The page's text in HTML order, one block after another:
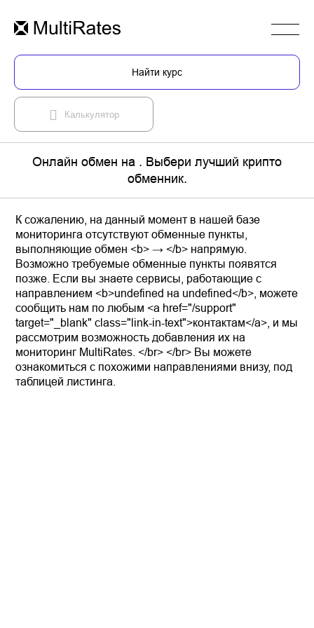
Найти курс
Калькулятор
Онлайн обмен на . Выбери лучший крипто
обменник.
К сожалению, на данный момент в нашей базе
мониторинга отсутствуют обменные пункты,
выполняющие обмен <b> → </b> напрямую.
Возможно требуемые обменные пункты появятся
позже. Если вы знаете сервисы, работающие с
направлением <b>undefined на undefined</b>, можете
сообщить нам по любым <a href="/support"
target="_blank" class="link-in-text">контактам</a>, и мы
рассмотрим возможность добавления их на
мониторинг MultiRates. </br> </br> Вы можете
ознакомиться с похожими направлениями внизу, под
таблицей листинга.